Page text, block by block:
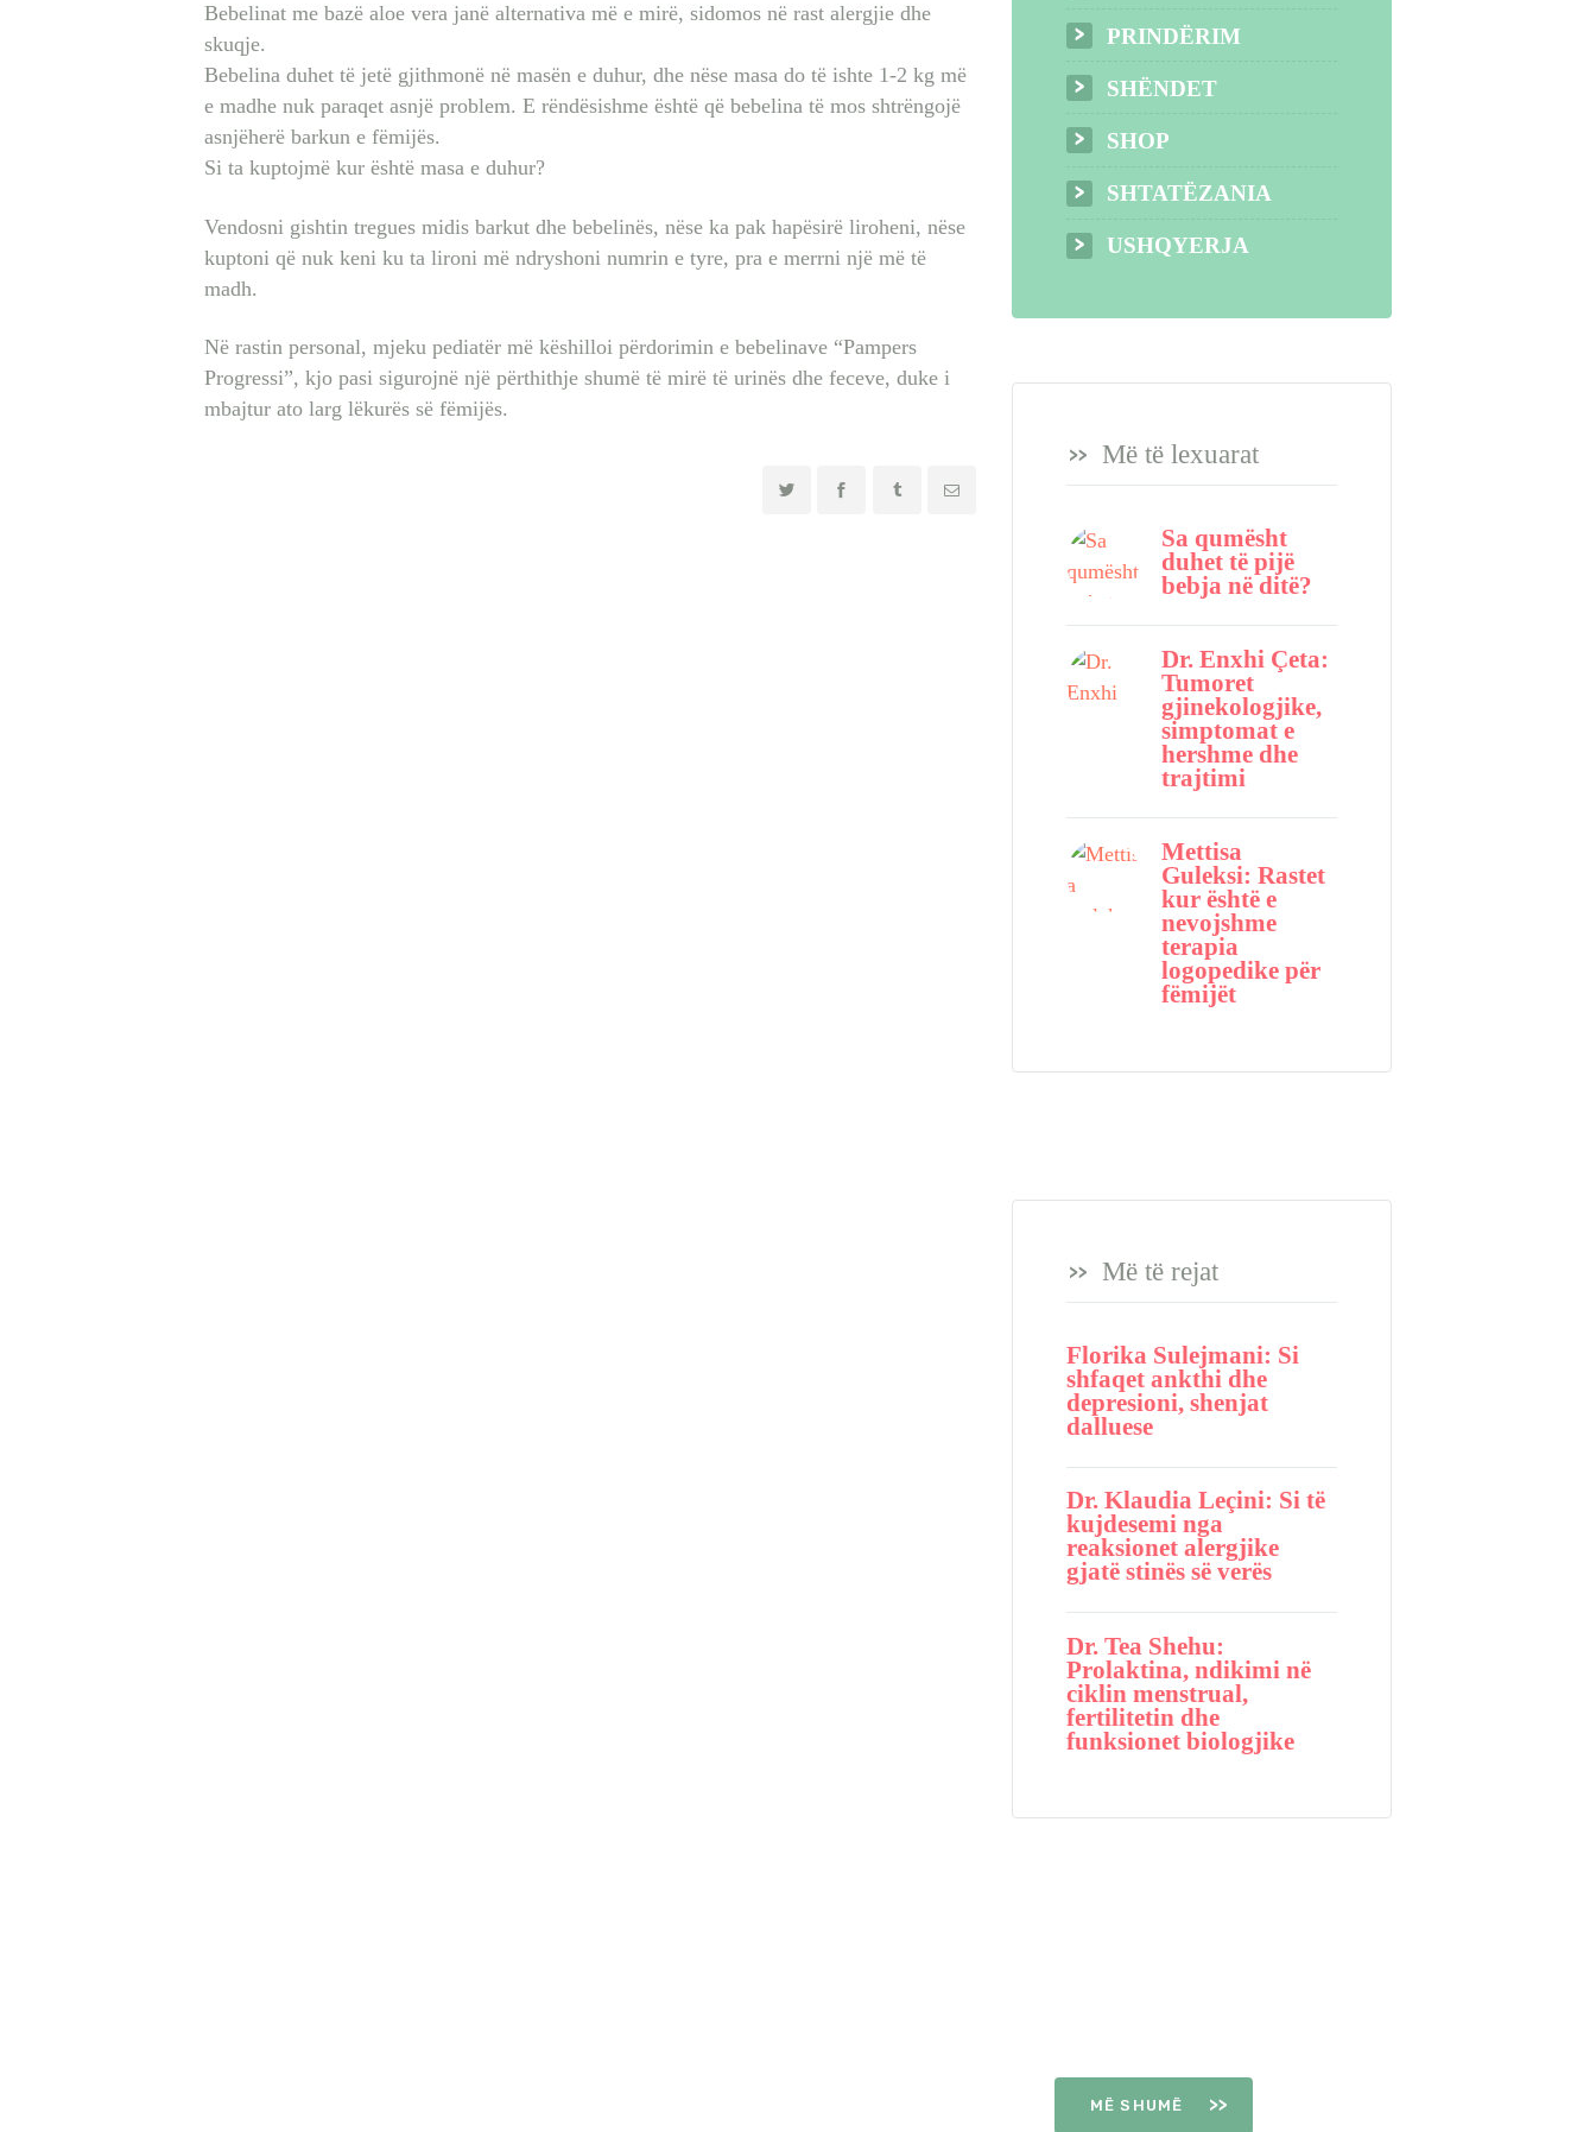
Bebelinat me bazë aloe vera janë alternativa më e mirë, sidomos në rast alergjie dhe
skuqje.
Bebelina duhet të jetë gjithmonë në masën e duhur, dhe nëse masa do të ishte 1-2 kg më
e madhe nuk paraqet asnjë problem. E rëndësishme është që bebelina të mos shtrëngojë
asnjëherë barkun e fëmijës.
Si ta kuptojmë kur është masa e duhur?
Vendosni gishtin tregues midis barkut dhe bebelinës, nëse ka pak hapësirë liroheni, nëse
kuptoni që nuk keni ku ta lironi më ndryshoni numrin e tyre, pra e merrni një më të
madh.
Në rastin personal, mjeku pediatër më këshilloi përdorimin e bebelinave “Pampers
Progressi”, kjo pasi sigurojnë një përthithje shumë të mirë të urinës dhe feceve, duke i
mbajtur ato larg lëkurës së fëmijës.
PRINDËRIM
SHËNDET
SHOP
SHTATËZANIA
USHQYERJA
Më të lexuarat
Sa qumësht
duhet të pijë
bebja në ditë?
Dr. Enxhi Çeta:
Tumoret
gjinekologjike,
simptomat e
hershme dhe
trajtimi
Mettisa
Guleksi: Rastet
kur është e
nevojshme
terapia
logopedike për
fëmijët
Më të rejat
Florika Sulejmani: Si
shfaqet ankthi dhe
depresioni, shenjat
dalluese
Dr. Klaudia Leçini: Si të
kujdesemi nga
reaksionet alergjike
gjatë stinës së verës
Dr. Tea Shehu:
Prolaktina, ndikimi në
ciklin menstrual,
fertilitetin dhe
funksionet biologjike
MË SHUMË